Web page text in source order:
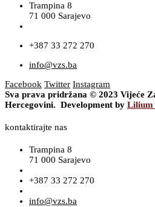
Trampina 8
71 000 Sarajevo
+387 33 272 270
info@vzs.ba
Facebook Twitter Instagram
Sva prava pridržana © 2023 Vijeće
Hercegovini. Development by Lilium
kontaktirajte nas
Trampina 8
71 000 Sarajevo
+387 33 272 270
info@vzs.ba